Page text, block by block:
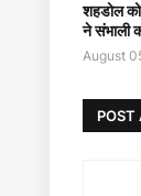
शहडोल
ने संभाली
August
POST